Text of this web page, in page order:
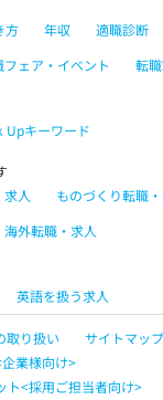
方
年収 適職診断
フェア・イベント 転
Upキーワード
人
ものづくり転職
海外転職・求人
英語を扱う求人
取り扱い サイトマップ
業様向け>
<採用ご担当者向け>